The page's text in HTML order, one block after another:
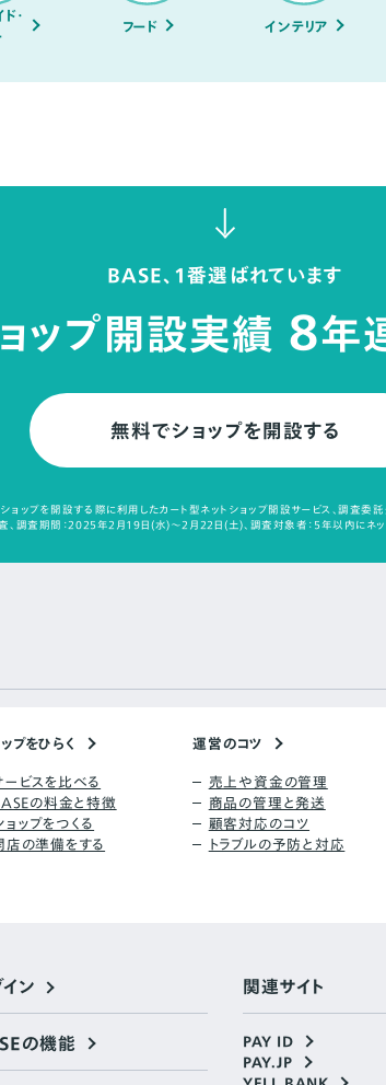
・
フード インテリア
BASE、1番選ばれています
ップ開設実績 8年
無料でショップを開設する
ップを開設する際に利用したカート型ネットショップ開設サービス、調査委託
、調査期間：2025年2月19日(水)～2月22日(土)、調査対象者：5年以内にネ
プをひらく
ービスを比べる
の料金と特徴
ョップをつくる
店の準備をする
運営のコツ
売上や資金の管理
商品の管理と発送
顧客対応のコツ
トラブルの予防と対応
ン
の機能
関連サイト
PAY ID
PAY.JP